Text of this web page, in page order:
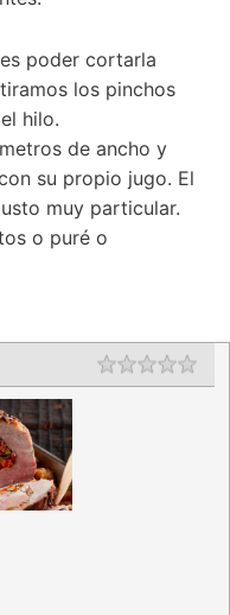
poder cortarla
los pinchos
hilo.
de ancho y
su propio jugo. El
muy particular.
o puré o
Rating 1
2
3
4
5